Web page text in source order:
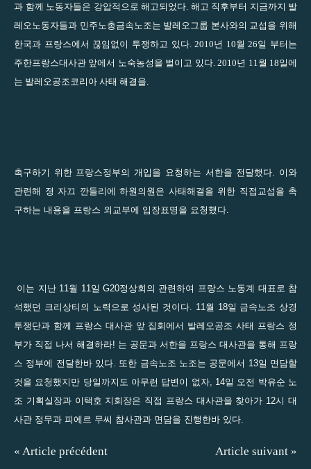
과 함께 노동자들은 강압적으로 해고되었다 해고 직후부터 지금까지 발
레오노동자들과 민주노총금속노조는 발레오그룹 본사와의 교섭을 위해
한국과 프랑스에서 끊임없이 투쟁하고 있다. 2010년 10월 26일 부터는
주한프랑스대사관 앞에서 노숙농성을 벌이고 있다. 2010년 11 월 18일에
는 발레오공조코리아 사태 해결을.
촉구하기 위한 프랑스정부의 개입을 요청하는 서한을 전달했다
이와
관련해 졍 자끄 깐들리에 하원의원은 사태해결을 위한 직접교섭을 촉
구하는 내용을 프랑스 외교부에 입장표명을 요청했다
이는 지난 11 월 11 일 G20정상회의 관련하여 프랑스 노동계 대표로 참
석했던 크리상티의 노력으로 성사된 것이다 . 11 월 18일 금속노조 상경
투쟁단과 함께 프랑스 대사관 앞 집회에서 발레오공조 사태 프랑스 정
부가 직접 나서 해결하라! 는 공문과 서한을 프랑스 대사관을 통해 프랑
스 정부에 전달한바 있다 또한 금속노조 노조는 공문에서 13일 면담할
것을 요청했지만 당일까지도 아무런 답변이 없자, 14일 오전 박유순 노
조 기획실장과 이택호 지회장은 직접 프랑스 대사관을 찾아가 12시 대
사관 정무과 피에르 무씨 참사관과 면담을 진행한바 있다
« Article précédent Article suivant »